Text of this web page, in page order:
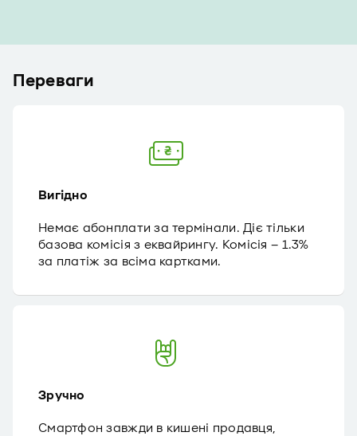
Переваги
Вигідно
Немає абонплати за термінали. Діє тільки
базова комісія з еквайрингу. Комісія – 1.3%
за платіж за всіма картками.
Зручно
Смартфон завжди в кишені продавця,